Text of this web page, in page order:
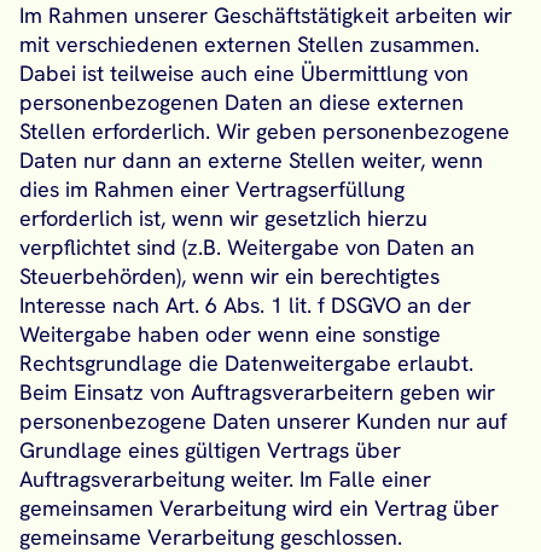
Im Rahmen unserer Geschäftstätigkeit arbeiten wir
mit verschiedenen externen Stellen zusammen.
Dabei ist teilweise auch eine Übermittlung von
personenbezogenen Daten an diese externen
Stellen erforderlich. Wir geben personenbezogene
Daten nur dann an externe Stellen weiter, wenn
dies im Rahmen einer Vertragserfüllung
erforderlich ist, wenn wir gesetzlich hierzu
verpflichtet sind (z.B. Weitergabe von Daten an
Steuerbehörden), wenn wir ein berechtigtes
Interesse nach Art. 6 Abs. 1 lit. f DSGVO an der
Weitergabe haben oder wenn eine sonstige
Rechtsgrundlage die Datenweitergabe erlaubt.
Beim Einsatz von Auftragsverarbeitern geben wir
personenbezogene Daten unserer Kunden nur auf
Grundlage eines gültigen Vertrags über
Auftragsverarbeitung weiter. Im Falle einer
gemeinsamen Verarbeitung wird ein Vertrag über
gemeinsame Verarbeitung geschlossen.